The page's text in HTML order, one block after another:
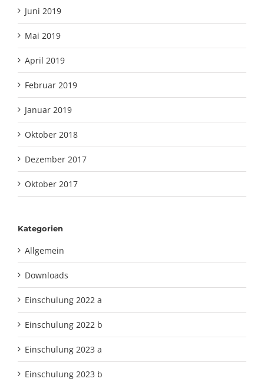
Juni 2019
Mai 2019
April 2019
Februar 2019
Januar 2019
Oktober 2018
Dezember 2017
Oktober 2017
Kategorien
Allgemein
Downloads
Einschulung 2022 a
Einschulung 2022 b
Einschulung 2023 a
Einschulung 2023 b